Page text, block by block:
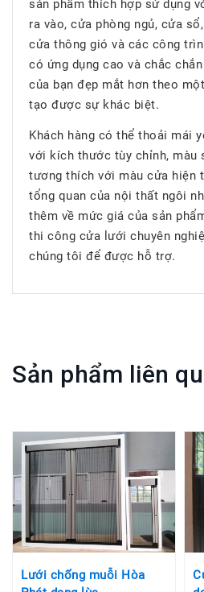
sản phẩm thích hợp sử dụng
ra vào, cửa phòng ngủ, cửa
cửa thông gió và các công
có ứng dụng cao và chắc
của bạn đẹp mắt hơn theo
tạo được sự khác biệt.
Khách hàng có thể thoải mái
với kích thước tùy chỉnh, màu
tương thích với màu cửa hiện
tổng quan của nội thất ngôi
thêm về mức giá của sản
thi công cửa lưới chuyên
chúng tôi để được hỗ trợ.
Sản phẩm liên
Lưới chống muỗi Hòa